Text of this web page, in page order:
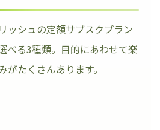
ッシュの定額サブスクプラン
べる3種類。目的にあわせて楽
がたくさんあります。